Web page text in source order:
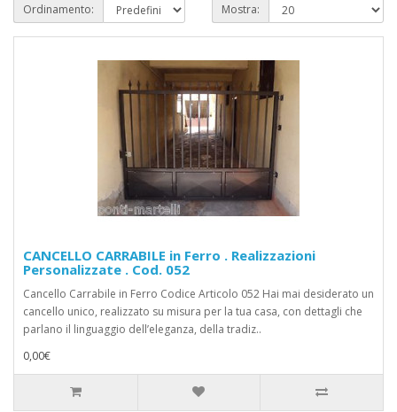
Ordinamento: Mostra:
CANCELLO CARRABILE in Ferro . Realizzazioni
Personalizzate . Cod. 052
Cancello Carrabile in Ferro Codice Articolo 052 Hai mai desiderato un
cancello unico, realizzato su misura per la tua casa, con dettagli che
parlano il linguaggio dell’eleganza, della tradiz..
0,00€